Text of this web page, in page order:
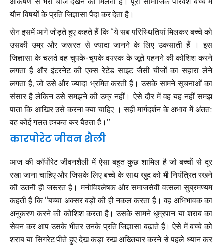
यौन विषयों के प्रति जिज्ञासा पैदा कर देता है।
सेन इसमें आगे जोड़ते हुए कहते हैं कि “ये सब परिस्थितियां मिलकर बच्चे को
उसकी उम्र और जरूरत से ज्यादा जानने के लिए उकसाती हैं । इस
जिज्ञासा के चलते वह चुपके-चुपके वयस्क के जूते पहनने की कोशिश करने
लगता है और इंटरनेट की एक्स रेटेड साइट जैसी चीजों का सहारा लेने
लगता है, जो उसे और ज्यादा भ्रमित करती हैं। उसके सामने सूचनाओं का
संसार है लेकिन उसे समझने की उम्र नहीं। ऐसे दौर में वह यह नहीं समझ
पाता कि आखिर उसे करना क्या चाहिए । सही मार्गदर्शन के अभाव में अंततः
वह कोई गलत हरकत कर बैठता है।”
कारपोरेट जीवन शैली
आज की कॉर्पोरेट जीवनशैली में ऐसा बहुत कुछ शामिल है जो बच्चों से दूर
रखा जाना चाहिए और जिसके लिए बच्चे के साथ खुद को भी नियंत्रित रखने
की उतनी ही जरूरत है। मनोविश्लेषक और समाजसेवी वत्सला सुब्रमण्यम
कहती हैं कि “बच्चा अक्सर बड़ों की ही नकल करता है। वह अभिभावक का
अनुकरण करने की कोशिश करता है। उसके सामने धूम्रपान या शराब का
सेवन कर आप उसके भीतर उनके प्रति जिज्ञासा बढ़ाते हैं। ऐसे में बच्चे को
शराब या सिगरेट पीते हुए देख कड़ा रुख अख्तियार करने से पहले ध्यान कर